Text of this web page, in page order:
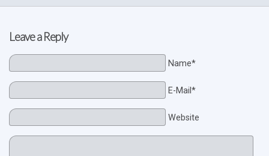
Leave a Reply
Name*
E-Mail*
Website